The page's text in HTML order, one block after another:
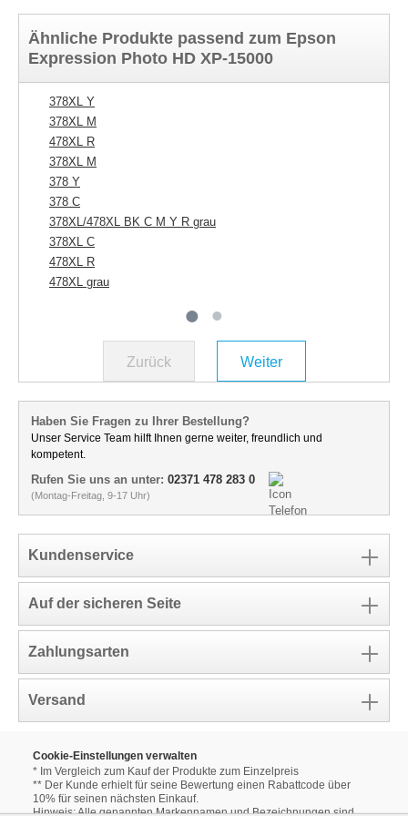
Ähnliche Produkte passend zum Epson
Expression Photo HD XP-15000
378XL Y
378XL M
478XL R
378XL M
378 Y
378 C
378XL/478XL BK C M Y R grau
378XL C
478XL R
478XL grau
Zurück Weiter
Haben Sie Fragen zu Ihrer Bestellung?
Unser Service Team hilft Ihnen gerne weiter, freundlich und
kompetent.
Rufen Sie uns an unter: 02371 478 283 0
(Montag-Freitag, 9-17 Uhr)
Kundenservice
Auf der sicheren Seite
Zahlungsarten
Versand
Cookie-Einstellungen verwalten
* Im Vergleich zum Kauf der Produkte zum Einzelpreis
** Der Kunde erhielt für seine Bewertung einen Rabattcode über
10% für seinen nächsten Einkauf.
Hinweis: Alle genannten Markennamen und Bezeichnungen sind